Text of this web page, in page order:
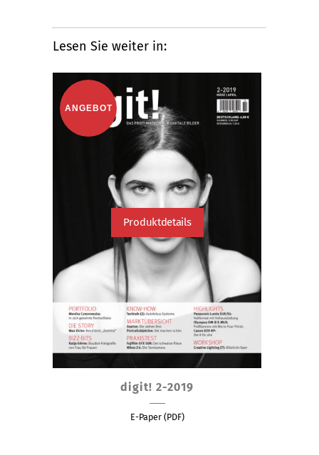
Lesen Sie weiter in:
Produktdetails
ANGEBOT
digit! 2-2019
E-Paper (PDF)